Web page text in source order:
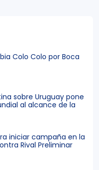
Colo Colo por Boca
sobre Uruguay pone
al alcance de la
iniciar campaña en la
Rival Preliminar